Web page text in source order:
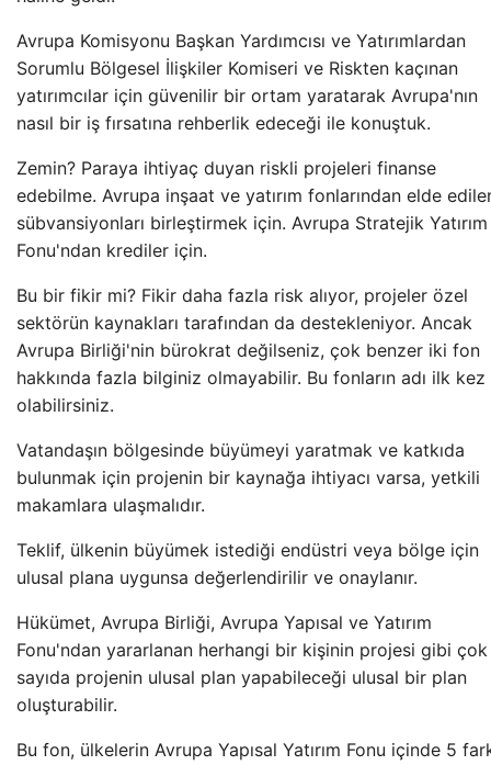
Avrupa Komisyonu Başkan Yardımcısı ve Yatırımlardan
Sorumlu Bölgesel İlişkiler Komiseri ve Riskten kaçınan
yatırımcılar için güvenilir bir ortam yaratarak Avrupa'nın
nasıl bir iş fırsatına rehberlik edeceği ile konuştuk.
Zemin? Paraya ihtiyaç duyan riskli projeleri finanse
edebilme. Avrupa inşaat ve yatırım fonlarından elde
sübvansiyonları birleştirmek için. Avrupa Stratejik Yatırım
Fonu'ndan krediler için.
Bu bir fikir mi? Fikir daha fazla risk alıyor, projeler özel
sektörün kaynakları tarafından da destekleniyor. Ancak
Avrupa Birliği'nin bürokrat değilseniz, çok benzer iki fon
hakkında fazla bilginiz olmayabilir. Bu fonların adı ilk kez
olabilirsiniz.
Vatandaşın bölgesinde büyümeyi yaratmak ve katkıda
bulunmak için projenin bir kaynağa ihtiyacı varsa, yetkili
makamlara ulaşmalıdır.
Teklif, ülkenin büyümek istediği endüstri veya bölge için
ulusal plana uygunsa değerlendirilir ve onaylanır.
Hükümet, Avrupa Birliği, Avrupa Yapısal ve Yatırım
Fonu'ndan yararlanan herhangi bir kişinin projesi gibi çok
sayıda projenin ulusal plan yapabileceği ulusal bir plan
oluşturabilir.
Bu fon, ülkelerin Avrupa Yapısal Yatırım Fonu içinde 5